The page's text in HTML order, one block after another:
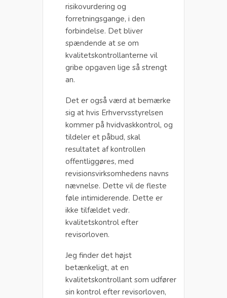
risikovurdering og
forretningsgange, i den
forbindelse. Det bliver
spændende at se om
kvalitetskontrollanterne vil
gribe opgaven lige så strengt
an.
Det er også værd at bemærke
sig at hvis Erhvervsstyrelsen
kommer på hvidvaskkontrol, og
tildeler et påbud, skal
resultatet af kontrollen
offentliggøres, med
revisionsvirksomhedens navns
nævnelse. Dette vil de fleste
føle intimiderende. Dette er
ikke tilfældet vedr.
kvalitetskontrol efter
revisorloven.
Jeg finder det højst
betænkeligt, at en
kvalitetskontrollant som udfører
sin kontrol efter revisorloven,